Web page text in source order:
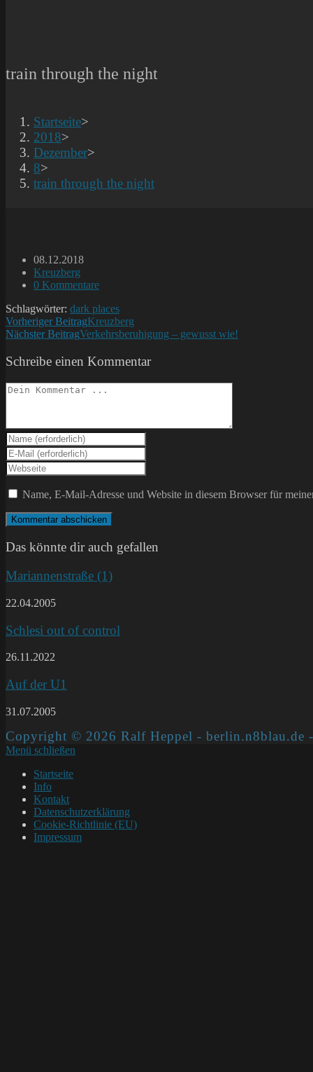
train through the night
Startseite>
2018>
Dezember>
8>
train through the night
Beitrag
veröffentlicht:
08.12.2018
Beitrags-
Kategorie:
Kreuzberg
Beitrags-
0 Kommentare
Schlagwörter: dark places
Weitere
Artikel
ansehen
Vorheriger BeitragKreuzberg
Nächster BeitragVerkehrsberuhigung – gewusst wie!
Schreibe einen Kommentar
Kommentieren
Gib
deinen
Namen
oder
Benutzernamen
zum
Kommentieren
ein
Gib
deine
E-
Mail-
Adresse
zum
Kommentieren
ein
Gib
deine
Website-
ein
(optional)
Name, E-Mail-Adresse und Website in diesem Browser für
Das könnte dir auch gefallen
Mariannenstraße (1)
22.04.2005
Schlesi out of control
26.11.2022
Auf der U1
31.07.2005
Copyright © 2026 Ralf Heppel - berlin.n8blau.de
Menü schließen
Startseite
Info
Kontakt
Datenschutzerklärung
Cookie-Richtlinie (EU)
Impressum